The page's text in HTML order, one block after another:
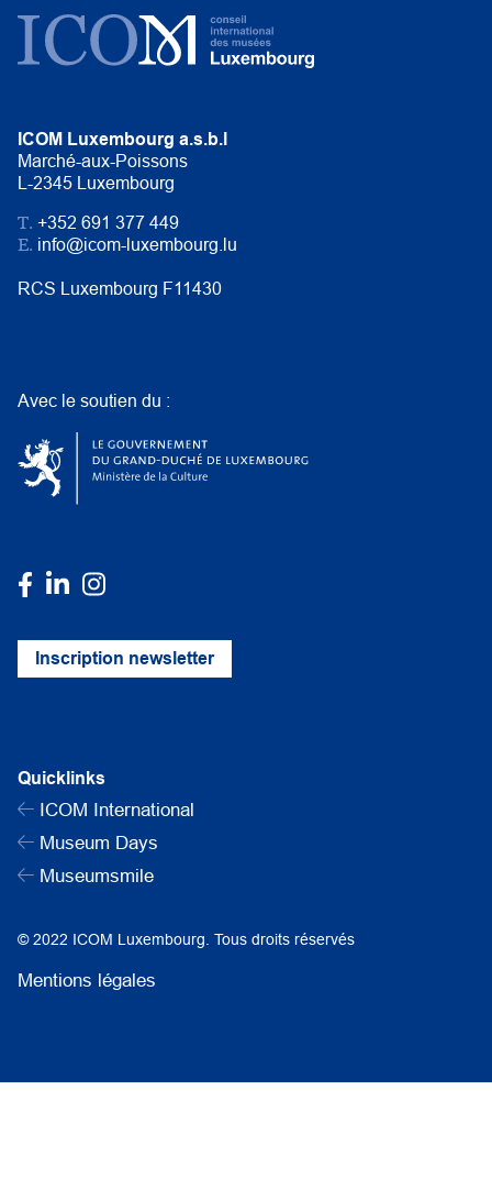
ICOM Luxembourg a.s.b.l
Marché-aux-Poissons
L-2345 Luxembourg
T. +352 691 377 449
E. info@icom-luxembourg.lu
RCS Luxembourg F11430
Avec le soutien du :
Inscription newsletter
Quicklinks
ICOM International
Museum Days
Museumsmile
© 2022 ICOM Luxembourg. Tous droits réservés
Mentions légales